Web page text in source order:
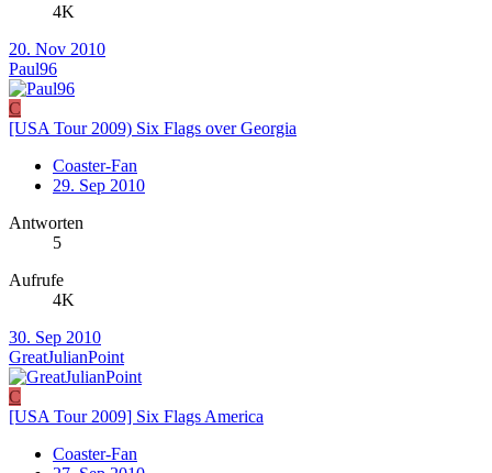
4K
20. Nov 2010
Paul96
C
[USA Tour 2009) Six Flags over Georgia
Coaster-Fan
29. Sep 2010
Antworten
5
Aufrufe
4K
30. Sep 2010
GreatJulianPoint
C
[USA Tour 2009] Six Flags America
Coaster-Fan